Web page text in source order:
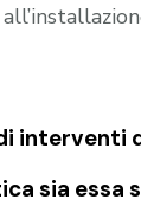
interventi
sia essa